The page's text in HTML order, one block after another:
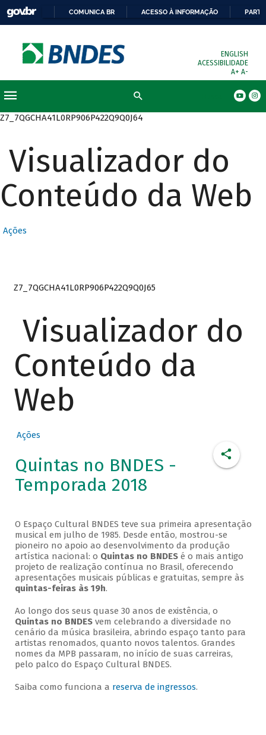
COMUNICA BR ACESSO À INFORMAÇÃO
ENGLISH
ACESSIBILIDADE
A+ A-
Z7_7QGCHA41L0RP906P422Q9Q0J64
Visualizador do
Conteúdo da Web
Ações
Z7_7QGCHA41L0RP906P422Q9Q0J65
Visualizador do
Conteúdo da
Web
Ações
Quintas no BNDES -
Temporada 2018
O Espaço Cultural BNDES teve sua primeira apresentação
musical em julho de 1985. Desde então, mostrou-se
pioneiro no apoio ao desenvolvimento da produção
artística nacional: o Quintas no BNDESé o mais antigo
projeto de realização contínua no Brasil, oferecendo
apresentações musicais públicas e gratuitas, sempre às
quintas-feiras às 19h.
Ao longo dos seus quase 30 anos de existência, o
Quintas no BNDESvem celebrando a diversidade no
cenário da música brasileira, abrindo espaço tanto para
artistas renomados, quanto novos talentos. Grandes
nomes da MPB passaram, no início de suas carreiras,
pelo palco do Espaço Cultural BNDES.
Saiba como funciona a reserva de ingressos.